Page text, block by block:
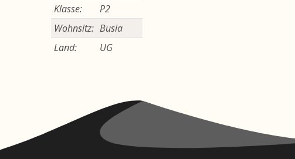
Klasse:
P2
Wohnsitz: Busia
Land:
UG